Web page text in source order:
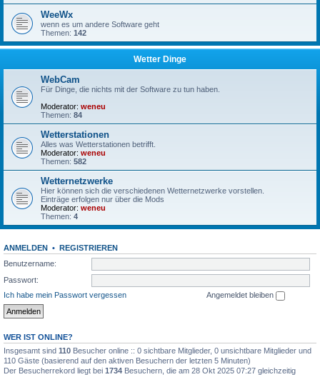
WeeWx
wenn es um andere Software geht
Themen: 142
Wetter Dinge
WebCam
Für Dinge, die nichts mit der Software zu tun haben.
Moderator: weneu
Themen: 84
Wetterstationen
Alles was Wetterstationen betrifft.
Moderator: weneu
Themen: 582
Wetternetzwerke
Hier können sich die verschiedenen Wetternetzwerke vorstellen.
Einträge erfolgen nur über die Mods
Moderator: weneu
Themen: 4
ANMELDEN • REGISTRIEREN
Benutzername:
Passwort:
Ich habe mein Passwort vergessen
Angemeldet bleiben
WER IST ONLINE?
Insgesamt sind 110 Besucher online :: 0 sichtbare Mitglieder, 0 unsichtbare Mitglieder und
110 Gäste (basierend auf den aktiven Besuchern der letzten 5 Minuten)
Der Besucherrekord liegt bei 1734 Besuchern, die am 28 Okt 2025 07:27 gleichzeitig